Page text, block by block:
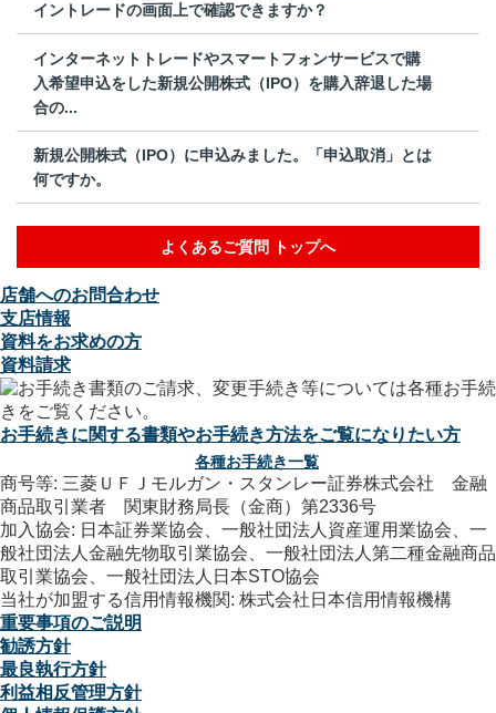
イントレードの画面上で確認できますか？
インターネットトレードやスマートフォンサービスで購
入希望申込をした新規公開株式（IPO）を購入辞退した場
合の...
新規公開株式（IPO）に申込みました。「申込取消」とは
何ですか。
よくあるご質問 トップへ
店舗へのお問合わせ
支店情報
資料をお求めの方
資料請求
お手続きに関する書類やお手続き方法をご覧になりたい方
各種お手続き一覧
商号等: 三菱ＵＦＪモルガン・スタンレー証券株式会社 金融
商品取引業者 関東財務局長（金商）第2336号
加入協会: 日本証券業協会、一般社団法人資産運用業協会、一
般社団法人金融先物取引業協会、一般社団法人第二種金融商品
取引業協会、一般社団法人日本STO協会
当社が加盟する信用情報機関: 株式会社日本信用情報機構
重要事項のご説明
勧誘方針
最良執行方針
利益相反管理方針